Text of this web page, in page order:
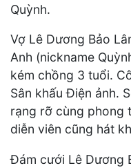
Quỳnh.
Vợ Lê Dương Bảo
Anh (nickname
kém chồng 3 tuổi.
Sân khấu Điện ảnh.
rạng rỡ cùng phong
diễn viên cũng hát
Đám cưới Lê Dương